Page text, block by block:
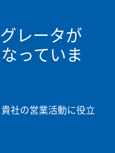
レータが
っていま
社の営業活動に役立